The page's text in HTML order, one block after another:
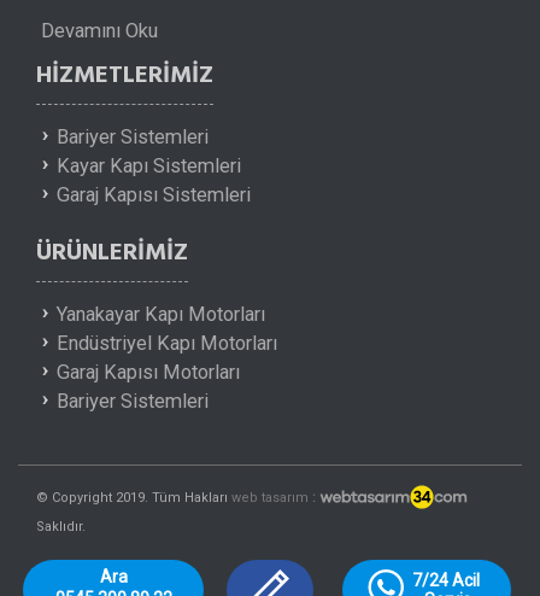
Devamını Oku
HIZMETLERIMIZ
Bariyer Sistemleri
Kayar Kapı Sistemleri
Garaj Kapısı Sistemleri
ÜRÜNLERIMIZ
Yanakayar Kapı Motorları
Endüstriyel Kapı Motorları
Garaj Kapısı Motorları
Bariyer Sistemleri
web tasarım
© Copyright 2019. Tüm Hakları
Saklıdır.
Ara
7/24 Acil